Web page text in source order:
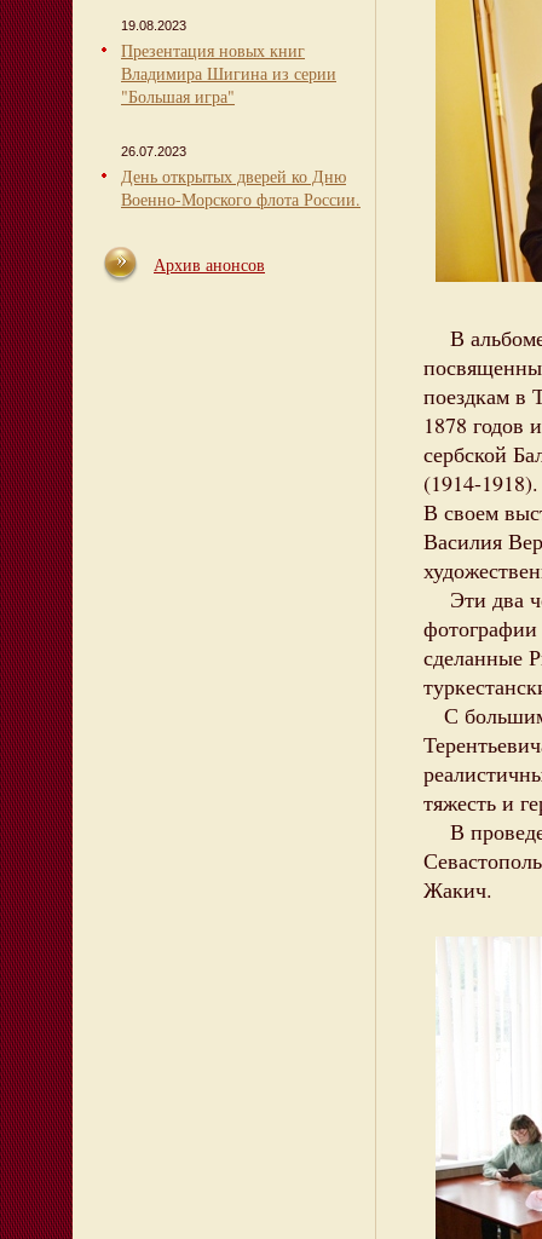
19.08.2023
Презентация новых книг
Владимира Шигина из серии
"Большая игра"
26.07.2023
День открытых дверей ко Дню
Военно-Морского флота России.
Архив анонсов
В
поездкам в
1878 годов
сербской
(1914-1918).
В своем
Василия
Эти два
сделанные
С большим
тяжесть и
В
Жакич.